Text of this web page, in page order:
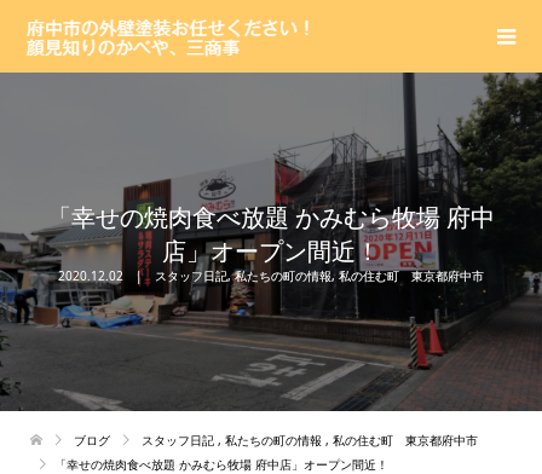
「幸せの焼肉食べ放題 かみむら牧場 府中
店」オープン間近！
2020.12.02 スタッフ日記,私たちの町の情報, 私の住む町 東京都府中市
ブログ スタッフ日記 , 私たちの町の情報 , 私の住む町 東京都府中市
「幸せの焼肉食べ放題 かみむら牧場 府中店」オープン間近！